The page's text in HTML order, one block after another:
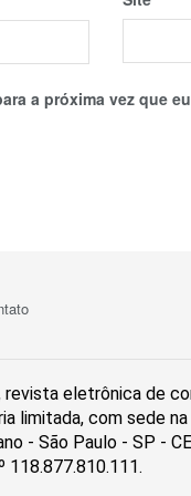
a próxima vez que
revista eletrônica de
limitada, com sede
- São Paulo - SP -
118.877.810.111.